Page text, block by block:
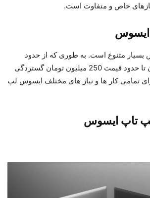
خاص و متفاوت است.
ایسوس
متنوع است. به طوری که از حدود
قیمت 6 میلیون تومان تا حدود قیمت 250 میلیون تومان گستردگی
تمامی کار ها و نیاز های مختلف ایسوس لپ
تاپ ایسوس